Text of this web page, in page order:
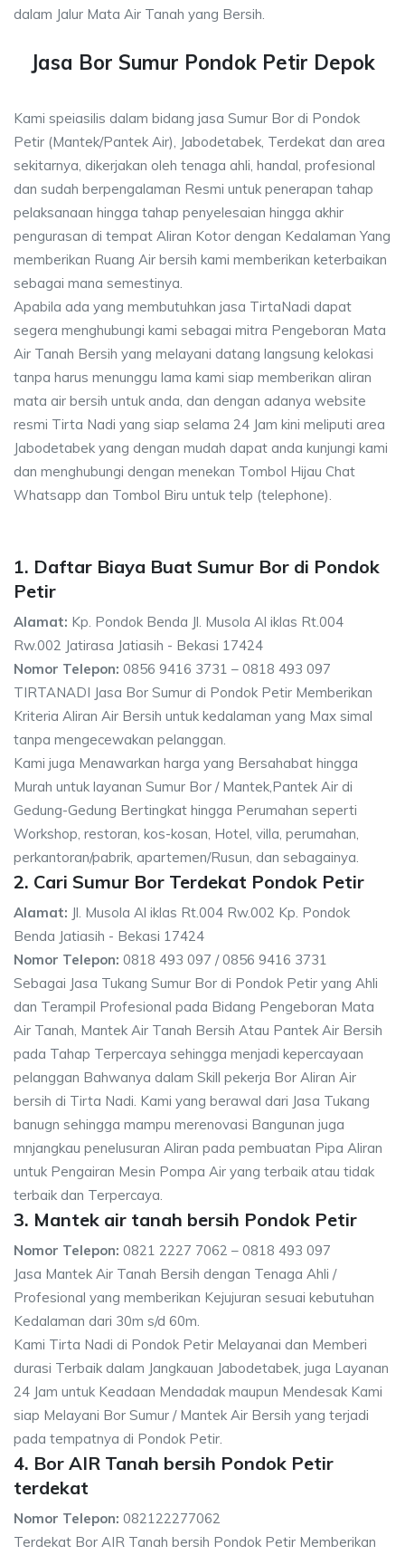
dalam Jalur Mata Air Tanah yang Bersih.
Jasa Bor Sumur Pondok Petir Depok
Kami speiasilis dalam bidang jasa Sumur Bor di Pondok
Petir (Mantek/Pantek Air), Jabodetabek, Terdekat dan area
sekitarnya, dikerjakan oleh tenaga ahli, handal, profesional
dan sudah berpengalaman Resmi untuk penerapan tahap
pelaksanaan hingga tahap penyelesaian hingga akhir
pengurasan di tempat Aliran Kotor dengan Kedalaman Yang
memberikan Ruang Air bersih kami memberikan keterbaikan
sebagai mana semestinya.
Apabila ada yang membutuhkan jasa TirtaNadi dapat
segera menghubungi kami sebagai mitra Pengeboran Mata
Air Tanah Bersih yang melayani datang langsung kelokasi
tanpa harus menunggu lama kami siap memberikan aliran
mata air bersih untuk anda, dan dengan adanya website
resmi Tirta Nadi yang siap selama 24 Jam kini meliputi area
Jabodetabek yang dengan mudah dapat anda kunjungi kami
dan menghubungi dengan menekan Tombol Hijau Chat
Whatsapp dan Tombol Biru untuk telp (telephone).
1. Daftar Biaya Buat Sumur Bor di Pondok
Petir
Alamat: Kp. Pondok Benda Jl. Musola Al iklas Rt.004
Rw.002 Jatirasa Jatiasih - Bekasi 17424
Nomor Telepon: 0856 9416 3731 – 0818 493 097
TIRTANADI Jasa Bor Sumur di Pondok Petir Memberikan
Kriteria Aliran Air Bersih untuk kedalaman yang Max simal
tanpa mengecewakan pelanggan.
Kami juga Menawarkan harga yang Bersahabat hingga
Murah untuk layanan Sumur Bor / Mantek,Pantek Air di
Gedung-Gedung Bertingkat hingga Perumahan seperti
Workshop, restoran, kos-kosan, Hotel, villa, perumahan,
perkantoran/pabrik, apartemen/Rusun, dan sebagainya.
2. Cari Sumur Bor Terdekat Pondok Petir
Alamat: Jl. Musola Al iklas Rt.004 Rw.002 Kp. Pondok
Benda Jatiasih - Bekasi 17424
Nomor Telepon: 0818 493 097 / 0856 9416 3731
Sebagai Jasa Tukang Sumur Bor di Pondok Petir yang Ahli
dan Terampil Profesional pada Bidang Pengeboran Mata
Air Tanah, Mantek Air Tanah Bersih Atau Pantek Air Bersih
pada Tahap Terpercaya sehingga menjadi kepercayaan
pelanggan Bahwanya dalam Skill pekerja Bor Aliran Air
bersih di Tirta Nadi. Kami yang berawal dari Jasa Tukang
banugn sehingga mampu merenovasi Bangunan juga
mnjangkau penelusuran Aliran pada pembuatan Pipa Aliran
untuk Pengairan Mesin Pompa Air yang terbaik atau tidak
terbaik dan Terpercaya.
3. Mantek air tanah bersih Pondok Petir
Nomor Telepon: 0821 2227 7062 – 0818 493 097
Jasa Mantek Air Tanah Bersih dengan Tenaga Ahli /
Profesional yang memberikan Kejujuran sesuai kebutuhan
Kedalaman dari 30m s/d 60m.
Kami Tirta Nadi di Pondok Petir Melayanai dan Memberi
durasi Terbaik dalam Jangkauan Jabodetabek, juga Layanan
24 Jam untuk Keadaan Mendadak maupun Mendesak Kami
siap Melayani Bor Sumur / Mantek Air Bersih yang terjadi
pada tempatnya di Pondok Petir.
4. Bor AIR Tanah bersih Pondok Petir
terdekat
Nomor Telepon: 082122277062
Terdekat Bor AIR Tanah bersih Pondok Petir Memberikan